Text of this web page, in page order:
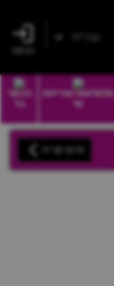
עברית
סלסלאות ואריזות
שי
הכשר
בד
סיום קנייה